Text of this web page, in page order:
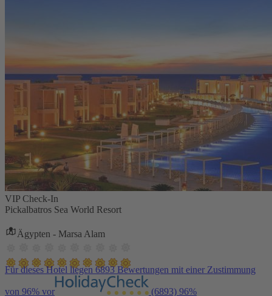
VIP Check-In
Pickalbatros Sea World Resort
Ägypten - Marsa Alam
Für dieses Hotel liegen 6893 Bewertungen mit einer Zustimmung
von 96% vor (6893) 96%